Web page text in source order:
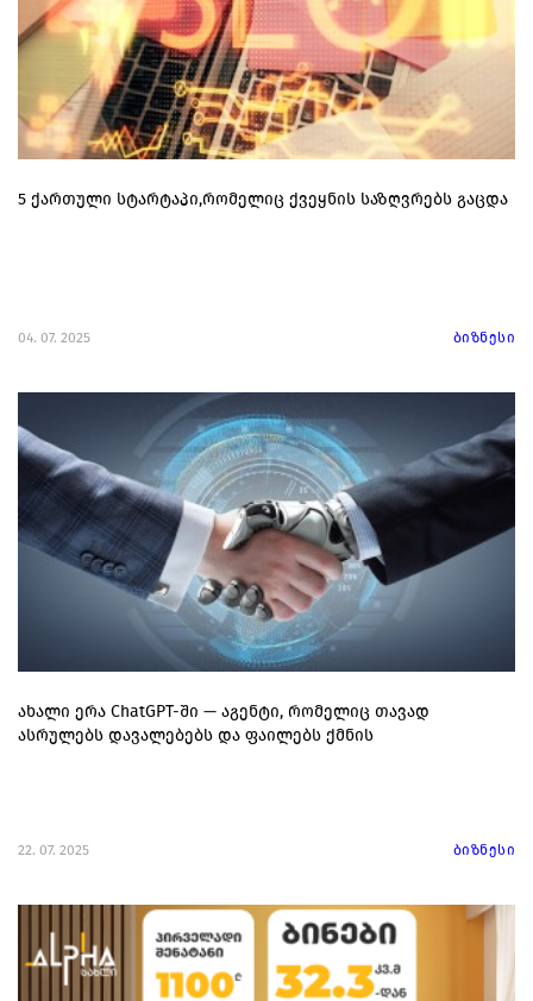
5 ქართული სტარტაპი,რომელიც ქვეყნის საზღვრებს გაცდა
04. 07. 2025 ბიზნესი
ახალი ერა ChatGPT-ში — აგენტი, რომელიც თავად
ასრულებს დავალებებს და ფაილებს ქმნის
22. 07. 2025 ბიზნესი